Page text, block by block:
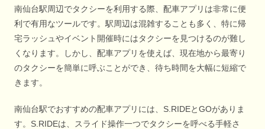
南仙台駅周辺でタクシーを利用する際、配車アプリは非常に便
利で有用なツールです。駅周辺は混雑することも多く、特に帰
宅ラッシュやイベント開催時にはタクシーを見つけるのが難し
くなります。しかし、配車アプリを使えば、現在地から最寄り
のタクシーを簡単に呼ぶことができ、待ち時間を大幅に短縮で
きます。
南仙台駅でおすすめの配車アプリには、S.RIDEとGOがありま
す。S.RIDEは、スライド操作一つでタクシーを呼べる手軽さ